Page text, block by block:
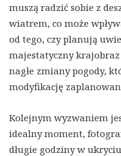
muszą radzić sobie z
wiatrem, co może
od tego, czy planują
majestatyczny
nagłe zmiany pogody,
modyfikację
Kolejnym wyzwaniem
idealny moment,
długie godziny w